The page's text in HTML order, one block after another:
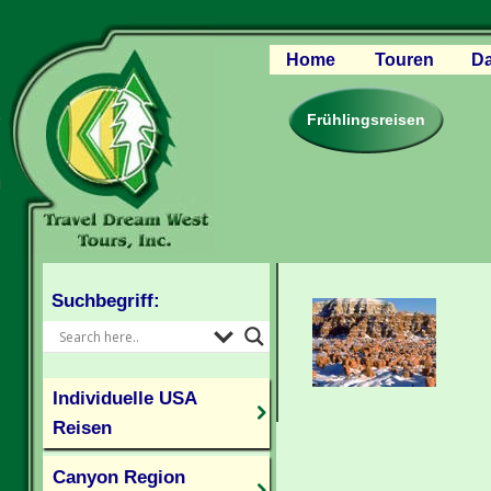
Home
Touren
Canyon Region
Rocky
Pazifischer
Frühlingsreisen
Suchbegriff:
Individuelle USA
Reisen
Canyon Region